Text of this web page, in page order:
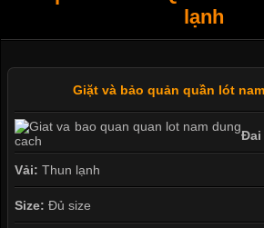
lạnh
Giặt và bảo quản quần lót
Đai
Vải: Thun lạnh
Size: Đủ size